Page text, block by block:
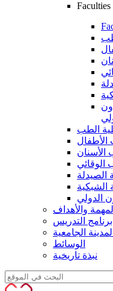
الطب
الوقائي
الصيدلة
الشبكية
الدولي
المهمة والأهداف
برنامج التدريس
المدينة الجامعية
الوسائط
نبذة تاريخية